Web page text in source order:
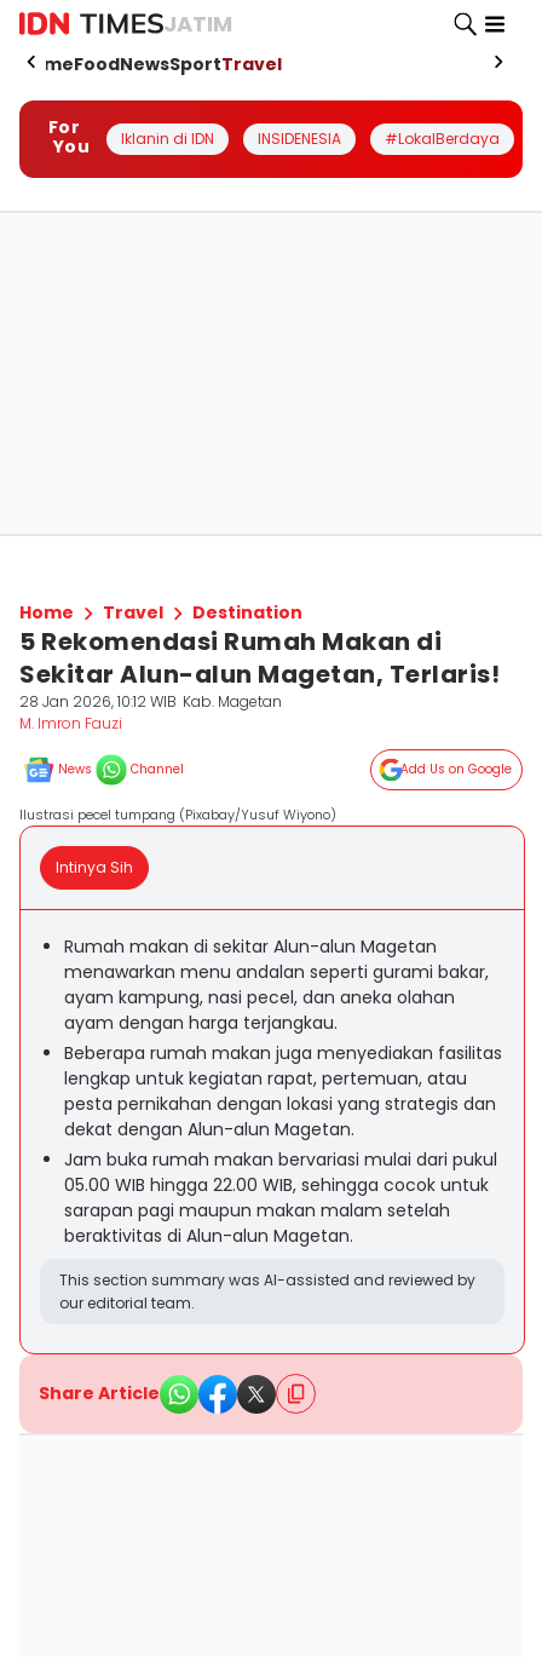
JATIM
HomeFoodNewsSportTravel
For
You
Iklanin di IDN INSIDENESIA #LokalBerdaya
Home Travel Destination
5 Rekomendasi Rumah Makan di
Sekitar Alun-alun Magetan, Terlaris!
28 Jan 2026, 10:12 WIB Kab. Magetan
M. Imron Fauzi
News Channel Add Us on Google
Ilustrasi pecel tumpang (Pixabay/Yusuf Wiyono)
Intinya Sih
Rumah makan di sekitar Alun-alun Magetan
menawarkan menu andalan seperti gurami bakar,
ayam kampung, nasi pecel, dan aneka olahan
ayam dengan harga terjangkau.
Beberapa rumah makan juga menyediakan fasilitas
lengkap untuk kegiatan rapat, pertemuan, atau
pesta pernikahan dengan lokasi yang strategis dan
dekat dengan Alun-alun Magetan.
Jam buka rumah makan bervariasi mulai dari pukul
05.00 WIB hingga 22.00 WIB, sehingga cocok untuk
sarapan pagi maupun makan malam setelah
beraktivitas di Alun-alun Magetan.
This section summary was AI-assisted and reviewed by
our editorial team.
Share Article